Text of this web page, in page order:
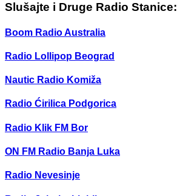
Slušajte i Druge Radio Stanice:
Boom Radio Australia
Radio Lollipop Beograd
Nautic Radio Komiža
Radio Ćirilica Podgorica
Radio Klik FM Bor
ON FM Radio Banja Luka
Radio Nevesinje